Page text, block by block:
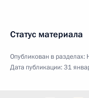
Статус материала
Опубликован в разделах:
Дата публикации:31